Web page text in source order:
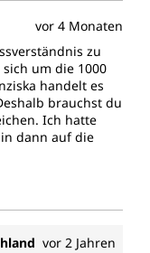
vor 4 Monaten
zu
um die 1000
handelt es
brauchst du
Ich hatte
dann auf die
vor 2 Jahren